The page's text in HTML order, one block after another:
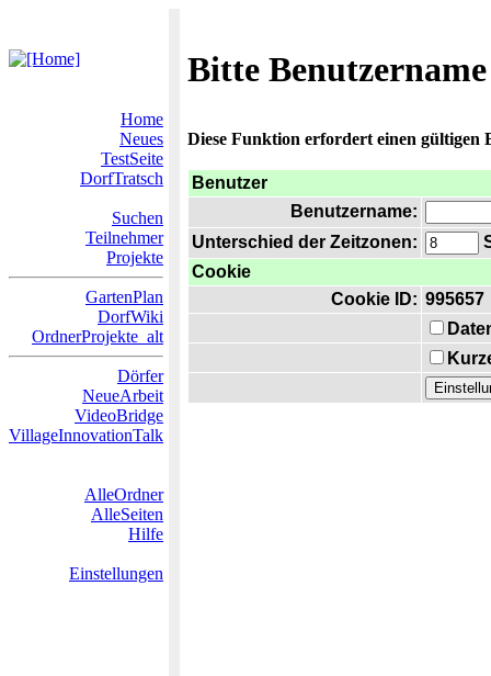
Bitte
Home
Neues
TestSeite
DorfTratsch
Suchen
Teilnehmer
Projekte
GartenPlan
DorfWiki
OrdnerProjekte_alt
Dörfer
NeueArbeit
VideoBridge
VillageInnovationTalk
AlleOrdner
AlleSeiten
Hilfe
Einstellungen
Diese Funktion erfordert einen gültigen
Benutzer
Benutzername:
Unterschied der Zeitzonen:
Cookie
Cookie ID: 995657